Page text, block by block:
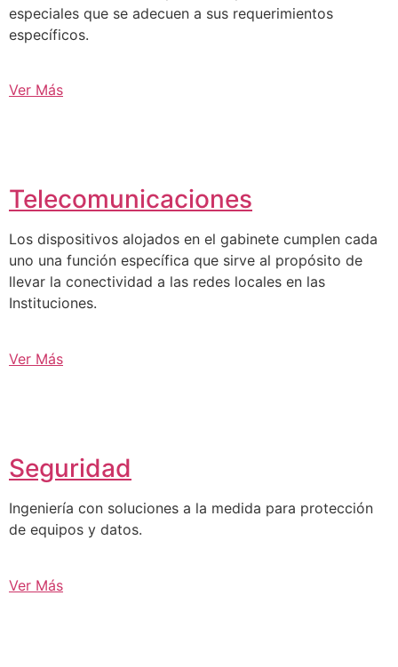
especiales que se adecuen a sus requerimientos
específicos.
Ver Más
Telecomunicaciones
Los dispositivos alojados en el gabinete cumplen cada
uno una función específica que sirve al propósito de
llevar la conectividad a las redes locales en las
Instituciones.
Ver Más
Seguridad
Ingeniería con soluciones a la medida para protección
de equipos y datos.
Ver Más